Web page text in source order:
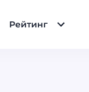
Рейтинг